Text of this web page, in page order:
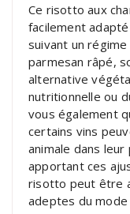
Ce risotto aux
facilement
suivant un
parmesan râpé,
alternative
nutritionnelle ou
vous également
certains vins
animale dans
apportant ces
risotto peut être
adeptes du mode